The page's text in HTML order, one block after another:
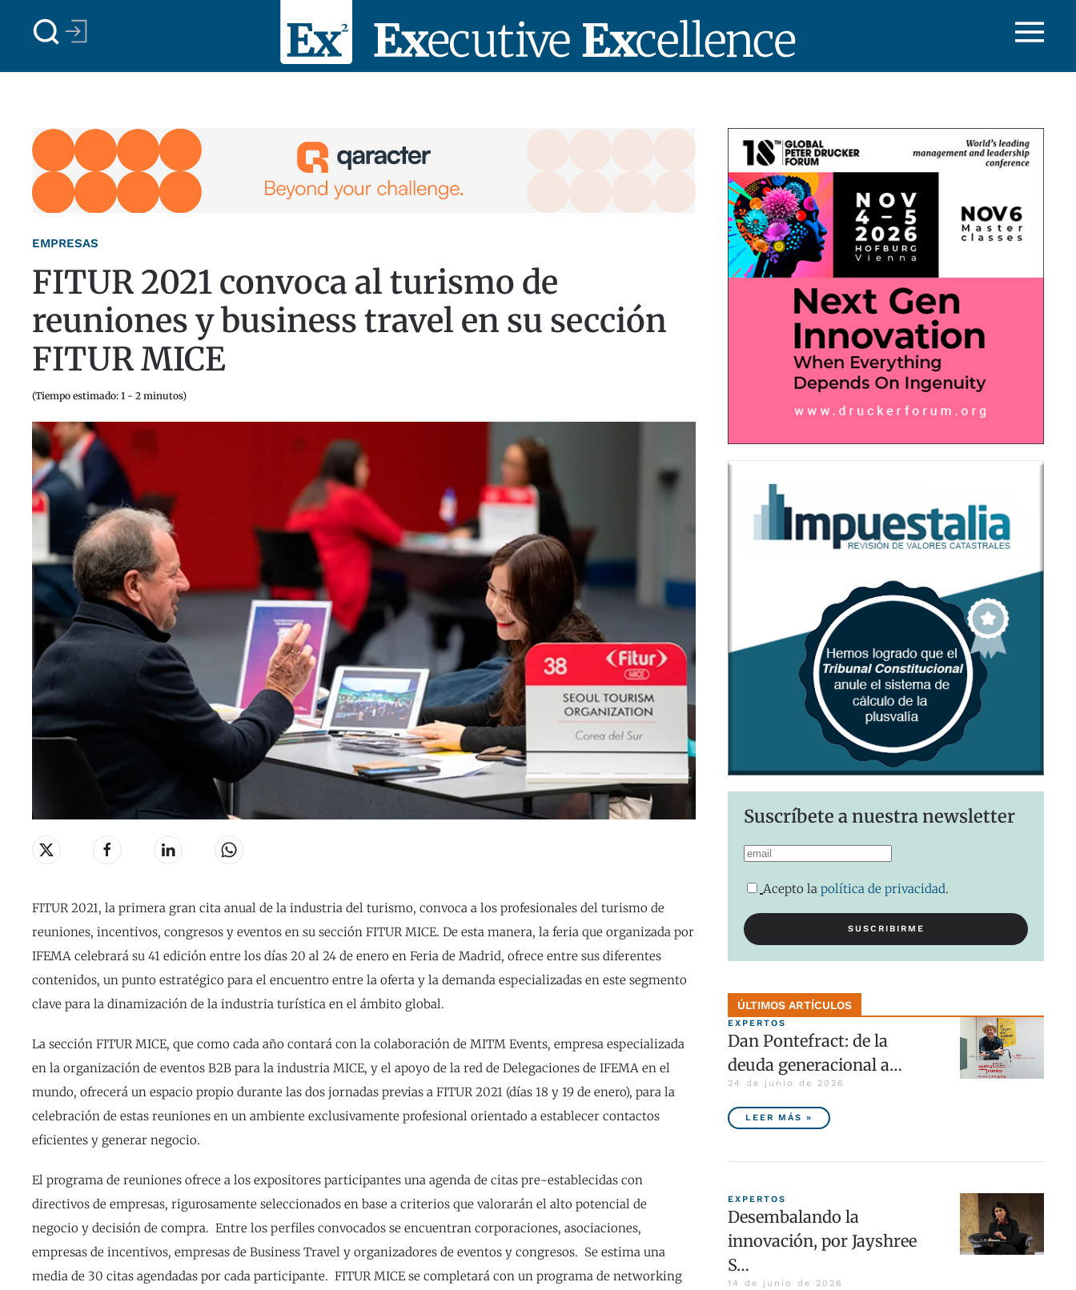
Skip to main content
EMPRESAS
FITUR 2021 convoca al turismo de
reuniones y business travel en su sección
FITUR MICE
(Tiempo estimado: 1 - 2 minutos)
FITUR 2021, la primera gran cita anual de la industria del turismo, convoca a los profesionales del turismo de
reuniones, incentivos, congresos y eventos en su sección FITUR MICE. De esta manera, la feria que organizada por
IFEMA celebrará su 41 edición entre los días 20 al 24 de enero en Feria de Madrid, ofrece entre sus diferentes
contenidos, un punto estratégico para el encuentro entre la oferta y la demanda especializadas en este segmento
clave para la dinamización de la industria turística en el ámbito global.
La sección FITUR MICE, que como cada año contará con la colaboración de MITM Events, empresa especializada
en la organización de eventos B2B para la industria MICE, y el apoyo de la red de Delegaciones de IFEMA en el
mundo, ofrecerá un espacio propio durante las dos jornadas previas a FITUR 2021 (días 18 y 19 de enero), para la
celebración de estas reuniones en un ambiente exclusivamente profesional orientado a establecer contactos
eficientes y generar negocio.
El programa de reuniones ofrece a los expositores participantes una agenda de citas pre-establecidas con
directivos de empresas, rigurosamente seleccionados en base a criterios que valorarán el alto potencial de
negocio y decisión de compra. Entre los perfiles convocados se encuentran corporaciones, asociaciones,
empresas de incentivos, empresas de Business Travel y organizadores de eventos y congresos. Se estima una
media de 30 citas agendadas por cada participante. FITUR MICE se completará con un programa de networking
Suscríbete a nuestra newsletter
Acepto lapolítica de privacidad.
ÚLTIMOS ARTÍCULOS
EXPERTOS
Dan Pontefract: de la
deuda generacional a…
24 de junio de 2026
LEER MÁS »
EXPERTOS
Desembalando la
innovación, por Jayshree
S…
14 de junio de 2026